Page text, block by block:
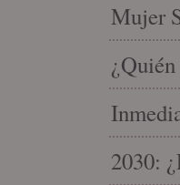
Mujer
2030: